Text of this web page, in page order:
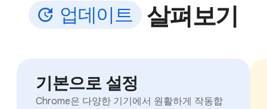
업데이트 살펴보기
기본으로 설정
Chrome은 다양한 기기에서 원활하게 작동합